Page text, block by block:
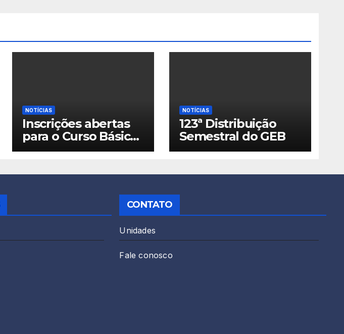
NOTÍCIAS
Inscrições abertas
para o Curso Básico
de Espiritismo 2026!
NOTÍCIAS
123ª Distribuição
Semestral do GEB
CONTATO
Unidades
Fale conosco